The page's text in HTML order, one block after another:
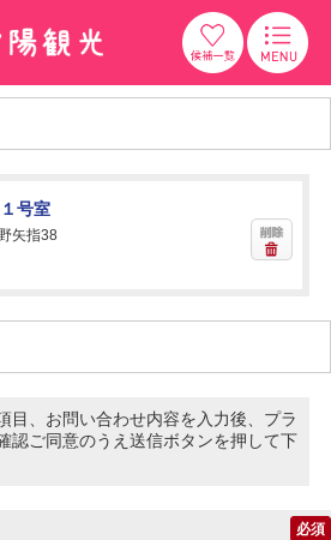
号室
矢指38
目、お問い合わせ内容を入力後、プラ
認ご同意のうえ送信ボタンを押して下
必須